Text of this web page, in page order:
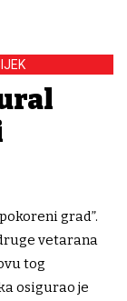
grad”.
vetarana
tog
osigurao je